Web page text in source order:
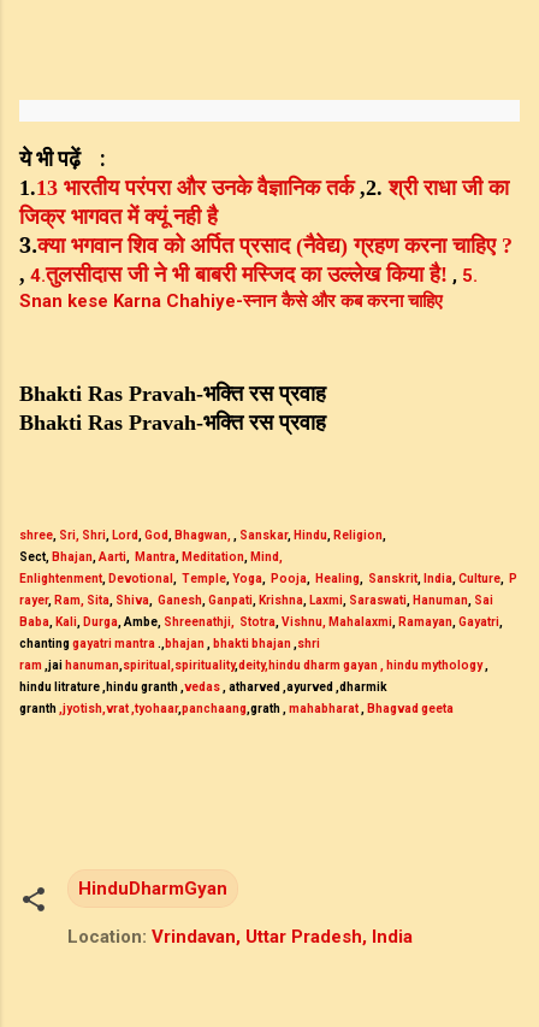
येभीपढ़ें :
1.13 भारतीय परंपरा और उनके वैज्ञानिक तर्क,2.श्री राधा जी का
जिक्र भागवत में क्यूं नही है
3.क्या भगवान शिव को अर्पित प्रसाद(नैवेद्य)ग्रहण करना चाहिए?
, 4.तुलसीदास जी ने भी बाबरी मस्जिद का उल्लेख किया है! , 5.
Snan kese Karna Chahiye-स्नान कैसे और कब करना चाहिए
Bhakti Ras Pravah-भक्ति रस प्रवाह
Bhakti Ras Pravah-भक्ति रस प्रवाह
shree Sri Shri Lord God Bhagwan Sanskar, Hindu Religion
Sect,
Bhajan Aarti Mantra Meditation
Mind,
Enlightenment
Devotional Temple Yoga Pooja Healing Sanskrit India Culture
P
rayer, Ram, Sita Shiva Ganesh Ganpati Krishna Laxmi Saraswati Hanuman Sai
Baba
Kali Durga , Ambe, Shreenathji, Stotra Vishnu, Mahalaxmi Ramayan Gayatri
chantinggayatri mantra ., bhajan bhakti bhajan shri
ram ,jai hanuman spiritual,spirituality,deity,hindu dharm gayan , hindu mythology,
hindu litrature ,hindu granth , vedas , atharved ,ayurved ,dharmik
granth ,jyotish ,vrat ,tyohaar,panchaang ,grath , mahabharat Bhagvad geeta
HinduDharmGyan
Location: Vrindavan, Uttar Pradesh, India